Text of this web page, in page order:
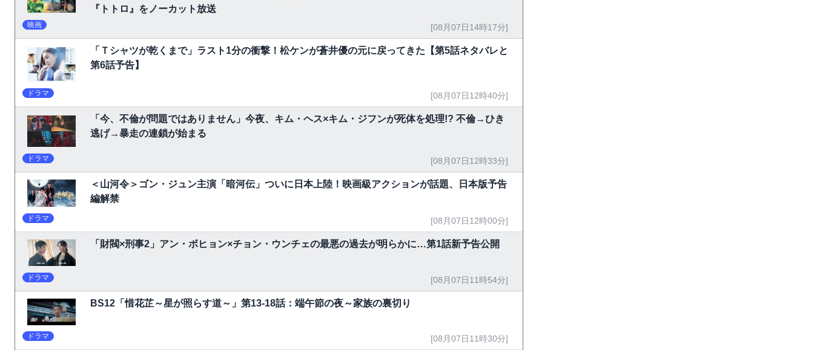
『トトロ』をノーカット放送
映画 [08月07日14時17分]
「Ｔシャツが乾くまで」ラスト1分の衝撃！松ケンが蒼井優の元に戻ってきた【第5話ネタバレと
第6話予告】
ドラマ [08月07日12時40分]
「今、不倫が問題ではありません」今夜、キム・ヘス×キム・ジフンが死体を処理!? 不倫→ひき
逃げ→暴走の連鎖が始まる
ドラマ [08月07日12時33分]
＜山河令＞ゴン・ジュン主演「暗河伝」ついに日本上陸！映画級アクションが話題、日本版予告
編解禁
ドラマ [08月07日12時00分]
「財閥×刑事2」アン・ボヒョン×チョン・ウンチェの最悪の過去が明らかに…第1話新予告公開
ドラマ [08月07日11時54分]
BS12「惜花芷～星が照らす道～」第13-18話：端午節の夜～家族の裏切り
ドラマ [08月07日11時30分]